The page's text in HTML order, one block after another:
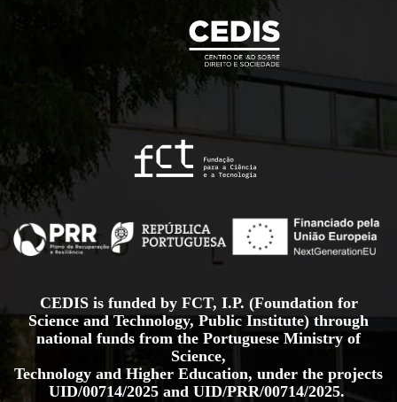
CEDIS is funded by FCT, I.P. (Foundation for
Science and Technology, Public Institute) through
national funds from the Portuguese Ministry of
Science,
Technology and Higher Education, under the projects
UID/00714/2025 and UID/PRR/00714/2025.